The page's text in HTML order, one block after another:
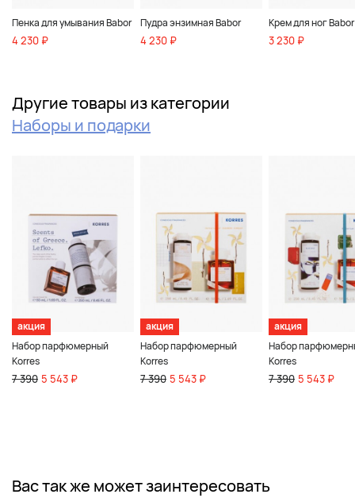
Пенка для умывания Babor
4 230 ₽
Пудра энзимная Babor
4 230 ₽
Крем для ног Babor
3 230 ₽
Другие товары из категории
Наборы и подарки
акция
Набор парфюмерный
Korres
7 390 5 543 ₽
акция
Набор парфюмерный
Korres
7 390 5 543 ₽
акция
Набор
Korres
7 390 5 543 ₽
Вас так же может заинтересовать